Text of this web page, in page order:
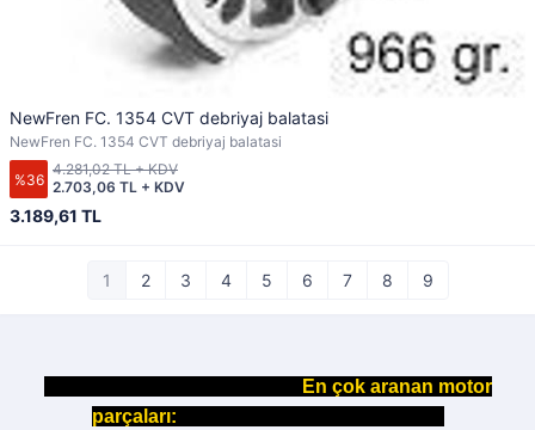
NewFren FC. 1354 CVT debriyaj balatasi
NewFren FC. 1354 CVT debriyaj balatasi
%36
3.189,61 TL
2.703,06 TL + KDV
4.281,02 TL + KDV
1 2 3 4 5 6 7 8 9
En çok aranan motor
parçaları: